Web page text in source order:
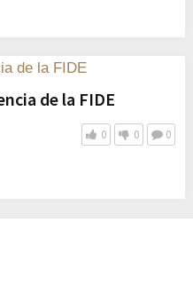
de la FIDE
0 0 0